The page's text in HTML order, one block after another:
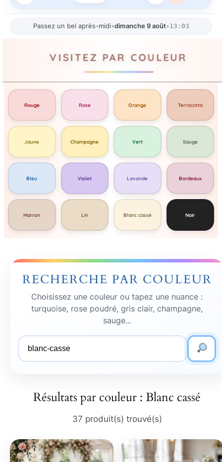
Passez un bel après-midi•dimanche 9 août•13:03
VISITEZ PAR COULEUR
Rouge Rose Orange Terracotta
Jaune Champagne Vert Sauge
Bleu Violet Lavande Bordeaux
Marron Lin Blanc cassé Noir
RECHERCHE PAR COULEUR
Choisissez une couleur ou tapez une nuance :
turquoise, rose poudré, gris clair, champagne,
sauge...
Résultats par couleur : Blanc cassé
37 produit(s) trouvé(s)